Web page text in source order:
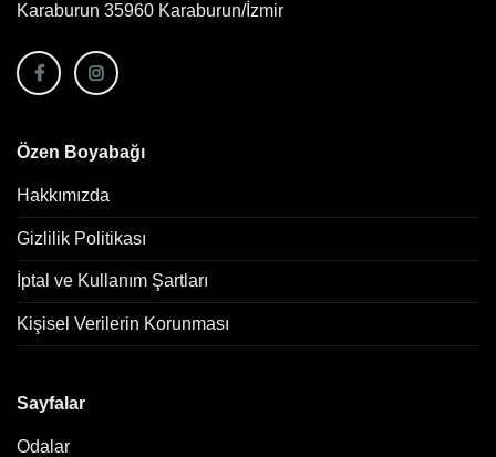
Karaburun 35960 Karaburun/İzmir
Özen Boyabağı
Hakkımızda
Gizlilik Politikası
İptal ve Kullanım Şartları
Kişisel Verilerin Korunması
Sayfalar
Odalar